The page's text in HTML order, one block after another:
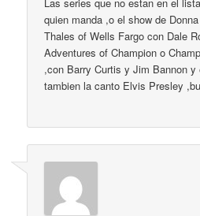
quien manda ,o el show de
Thales of Wells Fargo con Dale
Adventures of Champion o
,con Barry Curtis y Jim Bannon
tambien la canto Elvis Presley